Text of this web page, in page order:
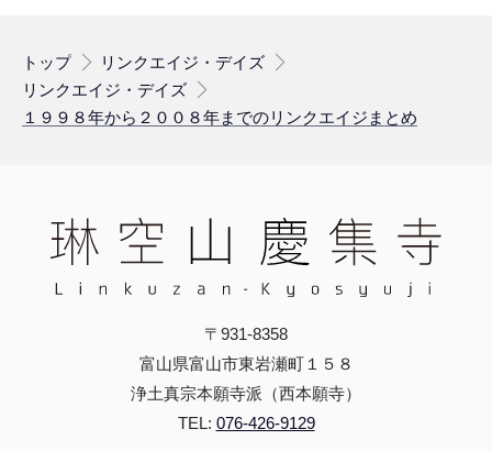
トップ
リンクエイジ・デイズ
リンクエイジ・デイズ
１９９８年から２００８年までのリンクエイジまとめ
〒931-8358
富山県富山市東岩瀬町１５８
浄土真宗本願寺派（西本願寺）
TEL: 076-426-9129